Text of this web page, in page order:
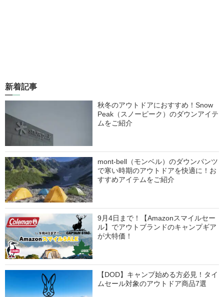
新着記事
秋冬のアウトドアにおすすめ！Snow
Peak（スノーピーク）のダウンアイテ
ムをご紹介
mont-bell（モンベル）のダウンパンツ
で寒い時期のアウトドアを快適に！お
すすめアイテムをご紹介
9月4日まで！【Amazonスマイルセー
ル】でアウトブランドのキャンプギア
が大特価！
【DOD】キャンプ始める方必見！タイ
ムセール対象のアウトドア商品7選